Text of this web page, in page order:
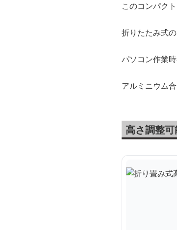
このコンパク
折りたたみ式
パソコン作業
アルミニウム
高さ調整